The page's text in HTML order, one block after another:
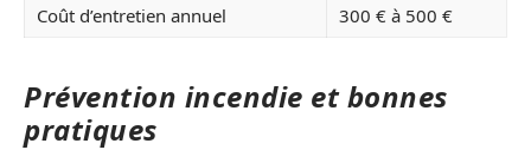
Coût d’entretien annuel
300 € à 500 €
Prévention incendie et bonnes
pratiques